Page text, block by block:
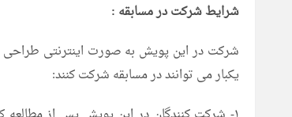
شرایط شرکت در مسابقه :
شرکت در این پویش به صورت اینترنتی طراحی
یکبار می توانند در مسابقه شرکت کنند: